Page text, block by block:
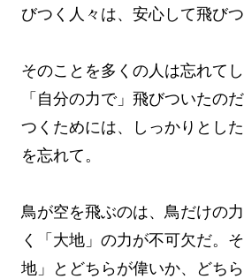
びつく人々は、安心して飛びつ
そのことを多くの人は忘れてし
「自分の力で」飛びついたの
つくためには、しっかりとし
を忘れて。
鳥が空を飛ぶのは、鳥だけの
く「大地」の力が不可欠だ。
地」とどちらが偉いか、どち